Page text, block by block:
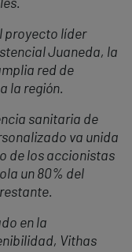
proyecto líder
Juaneda, la
red de
la región.
sanitaria de
va unida
de los accionistas
un 80% del
en la
Vithas